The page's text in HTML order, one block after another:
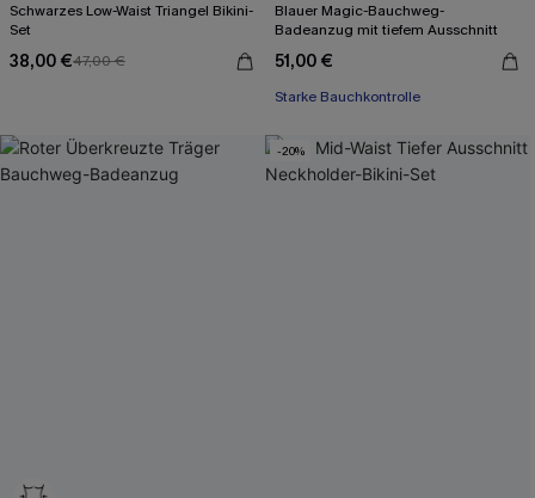
Schwarzes Low-Waist Triangel Bikini-
Set
38,00 €47,00 €
Blauer Magic-Bauchweg-
Badeanzug mit tiefem Ausschnitt
51,00 €
Starke Bauchkontrolle
-20%